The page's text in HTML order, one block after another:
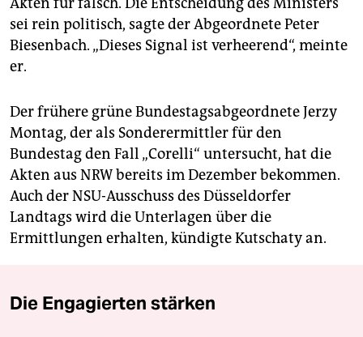
sei rein politisch, sagte der Abgeordnete Peter
Biesenbach. „Dieses Signal ist verheerend“, meinte
er.
Der frühere grüne Bundestagsabgeordnete Jerzy
Montag, der als Sonderermittler für den
Bundestag den Fall „Corelli“ untersucht, hat die
Akten aus NRW bereits im Dezember bekommen.
Auch der NSU-Ausschuss des Düsseldorfer
Landtags wird die Unterlagen über die
Ermittlungen erhalten, kündigte Kutschaty an.
Die Engagierten stärken